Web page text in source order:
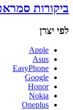
ביקורות
לפי יצרן
Apple
Asus
EasyPhone
Google
Honor
Nokia
Oneplus